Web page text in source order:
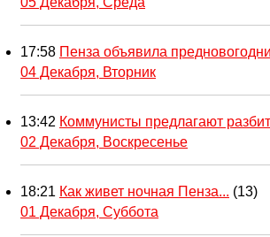
17:58 Пенза объявила
04 Декабря, Вторник
13:42 Коммунисты предлагают
02 Декабря, Воскресенье
18:21 Как живет ночная Пенза... (13)
01 Декабря, Суббота